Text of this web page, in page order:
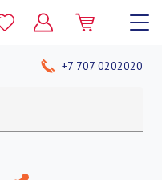
+7 707 0202020